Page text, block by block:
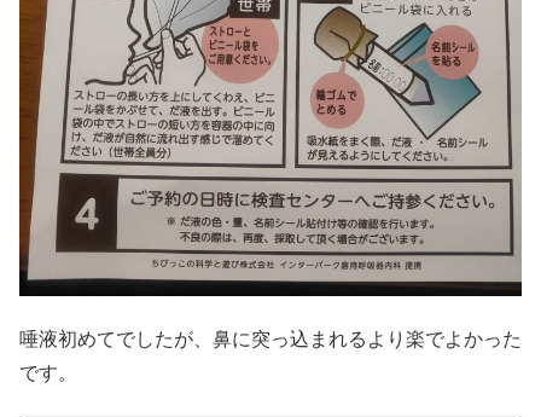
唾液初めてでしたが、鼻に突っ込まれるより楽でよかった
です。